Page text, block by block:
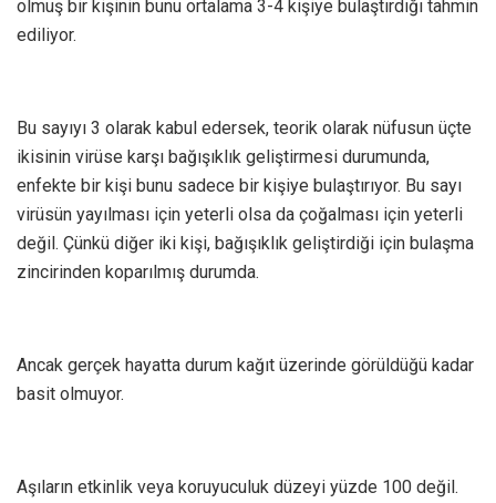
olmuş bir kişinin bunu ortalama 3-4 kişiye bulaştırdığı tahmin
ediliyor.
Bu sayıyı 3 olarak kabul edersek, teorik olarak nüfusun üçte
ikisinin virüse karşı bağışıklık geliştirmesi durumunda,
enfekte bir kişi bunu sadece bir kişiye bulaştırıyor. Bu sayı
virüsün yayılması için yeterli olsa da çoğalması için yeterli
değil. Çünkü diğer iki kişi, bağışıklık geliştirdiği için bulaşma
zincirinden koparılmış durumda.
Ancak gerçek hayatta durum kağıt üzerinde görüldüğü kadar
basit olmuyor.
Aşıların etkinlik veya koruyuculuk düzeyi yüzde 100 değil.